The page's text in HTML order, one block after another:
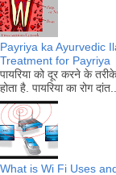
Payriya ka Ayurvedic
Treatment for Payriya
पायरिया को दूर
होता है. पायरिया का रोग दांत...
What is Wi Fi Uses